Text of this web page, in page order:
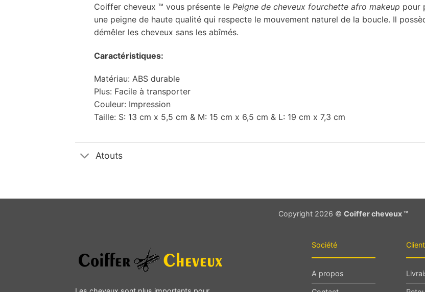
Coiffer cheveux ™ vous présente le Peigne de cheveux fourchette afro makeup pour
une peigne de haute qualité qui respecte le mouvement naturel de la boucle. Il
démêler les cheveux sans les abîmés.
Caractéristiques:
Matériau: ABS durable
Plus: Facile à transporter
Couleur: Impression
Taille: S: 13 cm x 5,5 cm & M: 15 cm x 6,5 cm & L: 19 cm x 7,3 cm
Atouts
Copyright 2026 © Coiffer cheveux ™
Société
A propos
Client